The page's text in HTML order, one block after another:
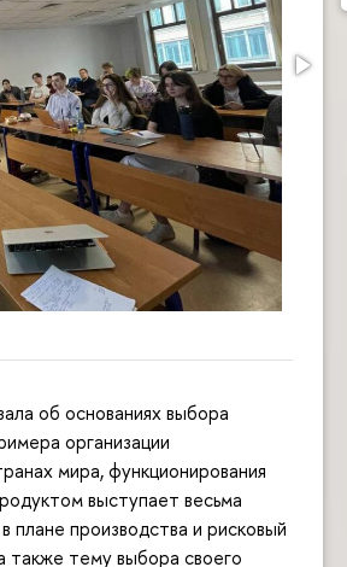
об основаниях выбора
организации
мира, функционирования
выступает весьма
плане производства и рисковый
также тему выбора своего